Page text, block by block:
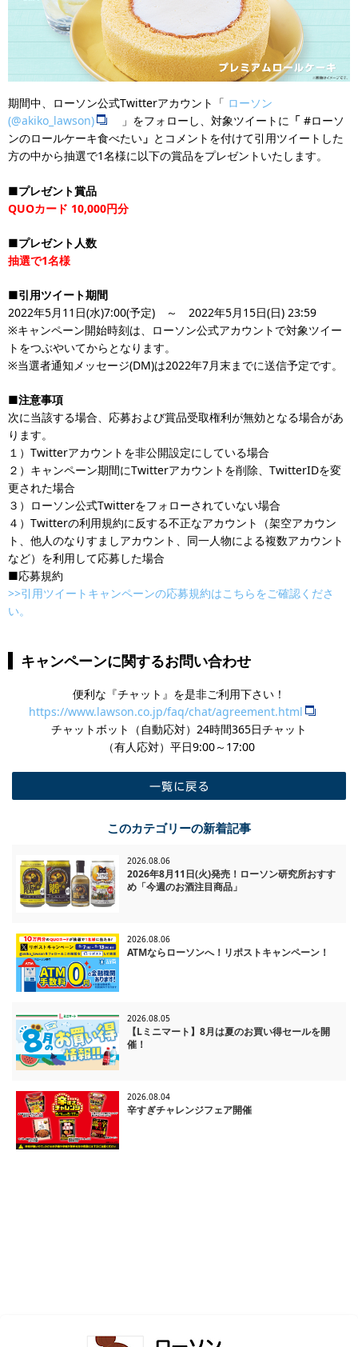
期間中、ローソン公式Twitterアカウント「 ローソン
(@akiko_lawson)
」をフォローし、対象ツイートに 「 #ローソ
ンのロールケーキ食べたい 」 とコメントを付けて引用ツイートした
方の中から抽選で1名様に以下の賞品をプレゼントいたします。
■プレゼント賞品
QUOカード 10,000円分
■プレゼント人数
抽選で1名様
■引用ツイート期間
2022年5月11日(水)7:00(予定) ～ 2022年5月15日(日) 23:59
※キャンペーン開始時刻は、ローソン公式アカウントで対象ツイー
トをつぶやいてからとなります。
※当選者通知メッセージ(DM)は2022年7月末までに送信予定です。
■注意事項
次に当該する場合、応募および賞品受取権利が無効となる場合があ
ります。
１）Twitterアカウントを非公開設定にしている場合
２）キャンペーン期間にTwitterアカウントを削除、TwitterIDを変
更された場合
３）ローソン公式Twitterをフォローされていない場合
４）Twitterの利用規約に反する不正なアカウント（架空アカウン
ト、他人のなりすましアカウント、同一人物による複数アカウント
など）を利用して応募した場合
■​応募規約
>>引用ツイートキャンペーンの応募規約はこちらをご確認くださ
い。
キャンペーンに関するお問い合わせ
便利な『チャット』を是非ご利用下さい！
https://www.lawson.co.jp/faq/chat/agreement.html
チャットボット（自動応対）24時間365日チャット
​（有人応対）平日9:00～17:00
このカテゴリーの新着記事
2026.08.06
2026年8月11日(火)発売！ローソン研究所おすす
め「今週のお酒注目商品」
2026.08.06
ATMならローソンへ！リポストキャンペーン！
2026.08.05
【Lミニマート】8月は夏のお買い得セールを開
催！
2026.08.04
辛すぎチャレンジフェア開催